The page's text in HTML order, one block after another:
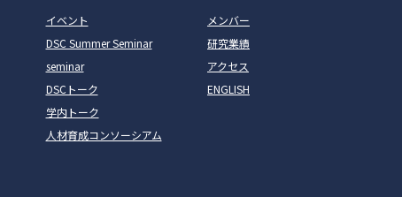
イベント
DSC Summer Seminar
seminar
DSCトーク
学内トーク
人材育成コンソーシアム
メンバー
研究業績
アクセス
ENGLISH